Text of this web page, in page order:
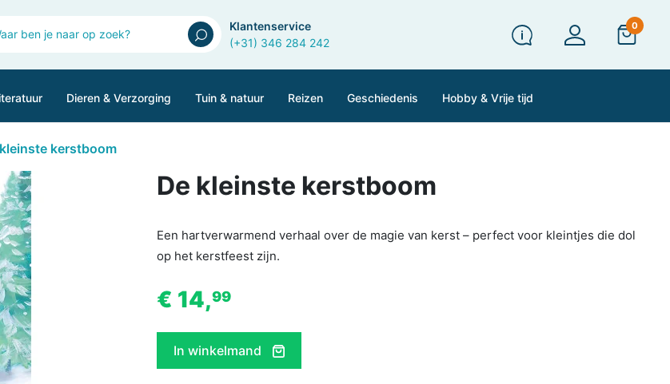
Klantenservice
(+31) 346 284 242
0
Dieren & Verzorging Tuin & natuur Reizen Geschiedenis Hobby & Vrije tijd
kerstboom
De kleinste kerstboom
Een hartverwarmend verhaal over de magie van kerst – perfect voor kleintjes die dol
op het kerstfeest zijn.
€ 14,99
In winkelmand